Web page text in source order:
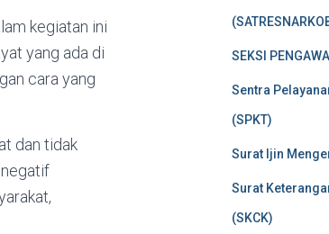
kegiatan ini
yang ada di
cara yang
dan tidak
SEKSI
Sentra
(SPKT)
Surat Ijin
Surat
(SKCK)